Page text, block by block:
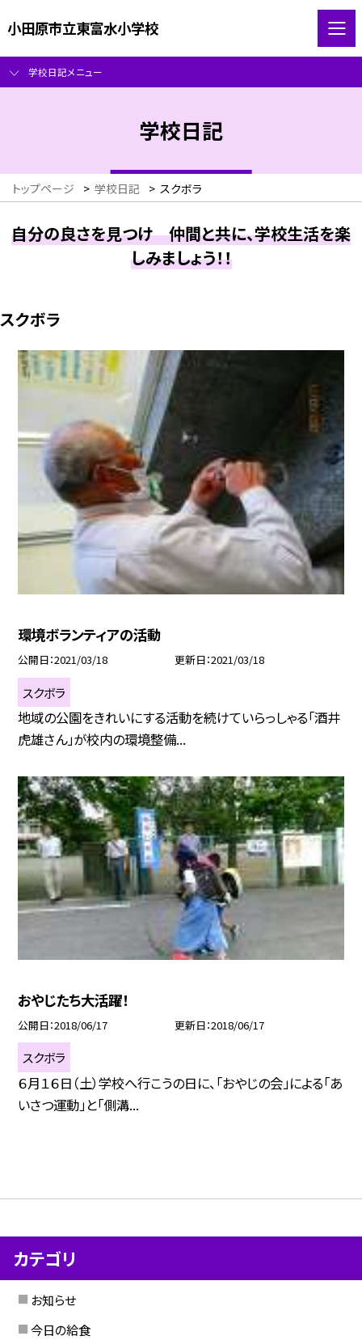
小田原市立東富水小学校
学校日記メニュー
学校日記
トップページ > 学校日記 > スクボラ
自分の良さを見つけ 仲間と共に、学校生活を楽
しみましょう！！
スクボラ
環境ボランティアの活動
公開日 2021/03/18 更新日 2021/03/18
スクボラ
地域の公園をきれいにする活動を続けていらっしゃる「酒井
虎雄さん」が校内の環境整備...
おやじたち大活躍！
公開日 2018/06/17 更新日 2018/06/17
スクボラ
６月１６日（土）学校へ行こうの日に、「おやじの会」による「あ
いさつ運動」と「側溝...
カテゴリ
お知らせ
今日の給食